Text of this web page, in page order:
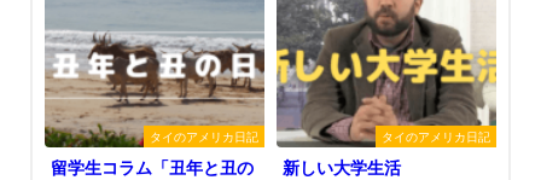
タイのアメリカ日記
留学生コラム「丑年と丑の
タイのアメリカ日記
新しい大学生活